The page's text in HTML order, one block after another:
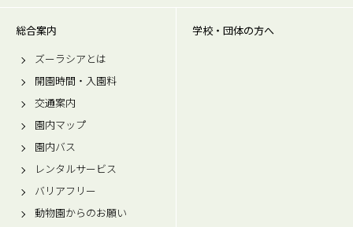
総合案内
ズーラシアとは
開園時間・入園料
交通案内
園内マップ
園内バス
レンタルサービス
バリアフリー
動物園からのお願い
学校・団体の方へ